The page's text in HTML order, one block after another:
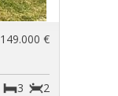
149.000 €
2
3